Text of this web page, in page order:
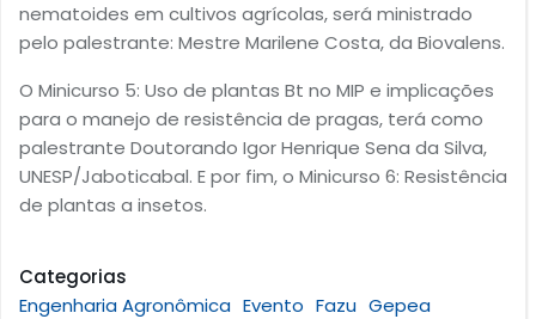
nematoides em cultivos agrícolas, será ministrado
pelo palestrante: Mestre Marilene Costa, da Biovalens.
O Minicurso 5: Uso de plantas Bt no MIP e implicações
para o manejo de resistência de pragas, terá como
palestrante Doutorando Igor Henrique Sena da Silva,
UNESP/Jaboticabal. E por fim, o Minicurso 6: Resistência
de plantas a insetos.
Categorias
Engenharia Agronômica Evento Fazu Gepea